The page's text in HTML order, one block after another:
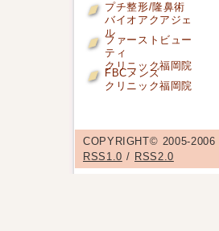
プチ整形/隆鼻術
バイオアクアジェ
ル
ファーストビュー
ティ
クリニック福岡院
FBCメンズ
クリニック福岡院
COPYRIGHT© 2005-2006
RSS1.0 / RSS2.0